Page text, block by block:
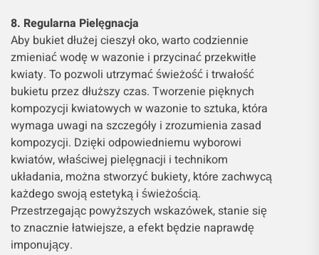
8. Regularna Pielęgnacja
Aby bukiet dłużej cieszył oko, warto codziennie
zmieniać wodę w wazonie i przycinać przekwitłe
kwiaty. To pozwoli utrzymać świeżość i trwałość
bukietu przez dłuższy czas. Tworzenie pięknych
kompozycji kwiatowych w wazonie to sztuka, która
wymaga uwagi na szczegóły i zrozumienia zasad
kompozycji. Dzięki odpowiedniemu wyborowi
kwiatów, właściwej pielęgnacji i technikom
układania, można stworzyć bukiety, które zachwycą
każdego swoją estetyką i świeżością.
Przestrzegając powyższych wskazówek, stanie się
to znacznie łatwiejsze, a efekt będzie naprawdę
imponujący.